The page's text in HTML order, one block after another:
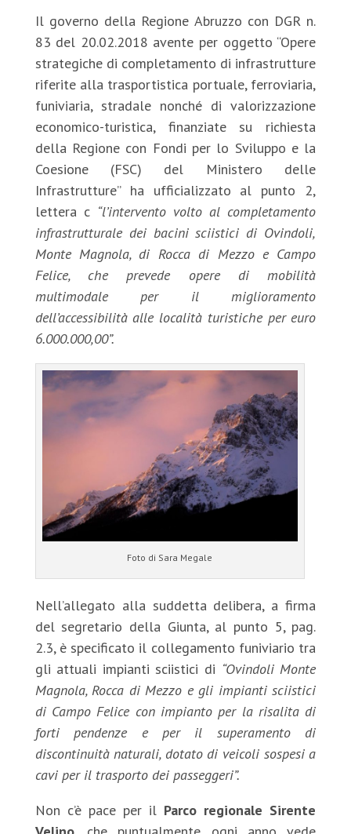
Il governo della Regione Abruzzo con DGR n.
83 del 20.02.2018 avente per oggetto “Opere
strategiche di completamento di infrastrutture
riferite alla trasportistica portuale, ferroviaria,
funiviaria, stradale nonché di valorizzazione
economico-turistica, finanziate su richiesta
della Regione con Fondi per lo Sviluppo e la
Coesione (FSC) del Ministero delle
Infrastrutture” ha ufficializzato al punto 2,
lettera c “l’intervento volto al completamento
infrastrutturale dei bacini sciistici di Ovindoli,
Monte Magnola, di Rocca di Mezzo e Campo
Felice, che prevede opere di mobilità
multimodale per il miglioramento
dell’accessibilità alle località turistiche per euro
6.000.000,00”.
Foto di Sara Megale
Nell’allegato alla suddetta delibera, a firma
del segretario della Giunta, al punto 5, pag.
2.3, è specificato il collegamento funiviario tra
gli attuali impianti sciistici di “Ovindoli Monte
Magnola, Rocca di Mezzo e gli impianti sciistici
di Campo Felice con impianto per la risalita di
forti pendenze e per il superamento di
discontinuità naturali, dotato di veicoli sospesi a
cavi per il trasporto dei passeggeri”.
Non c’è pace per il Parco regionale Sirente